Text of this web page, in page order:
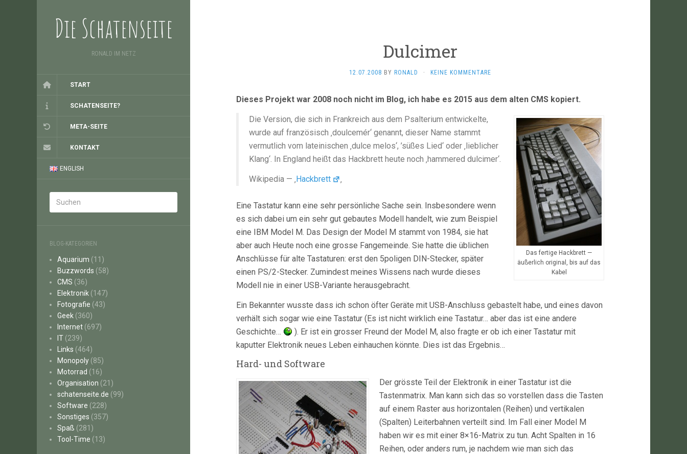
Die Schatenseite
RONALD IM NETZ
START
SCHATENSEITE?
META-SEITE
KONTAKT
ENGLISH
BLOG-KATEGORIEN
Aquarium (11)
Buzzwords (58)
CMS (36)
Elektronik (147)
Fotografie (43)
Geek (360)
Internet (697)
IT (239)
Links (464)
Monopoly (85)
Motorrad (16)
Organisation (21)
schatenseite.de (99)
Software (228)
Sonstiges (357)
Spaß (281)
Tool-Time (13)
Dulcimer
12.07.2008 BY RONALD · KEINE KOMMENTARE
Dieses Projekt war 2008 noch nicht im Blog, ich habe es 2015 aus dem alten CMS kopiert.
Das fertige Hackbrett —
äußerlich original, bis auf das
Kabel
Die Version, die sich in Frankreich aus dem Psalterium entwickelte,
wurde auf französisch ‚doulcemér‘ genannt, dieser Name stammt
vermutlich vom lateinischen ‚dulce melos‘, ’süßes Lied‘ oder ‚lieblicher
Klang‘. In England heißt das Hackbrett heute noch ‚hammered dulcimer‘.
Wikipedia — ‚Hackbrett ‚
Eine Tastatur kann eine sehr persönliche Sache sein. Insbesondere wenn
es sich dabei um ein sehr gut gebautes Modell handelt, wie zum Beispiel
eine IBM Model M. Das Design der Model M stammt von 1984, sie hat
aber auch Heute noch eine grosse Fangemeinde. Sie hatte die üblichen
Anschlüsse für alte Tastaturen: erst den 5poligen DIN-Stecker, später
einen PS/2-Stecker. Zumindest meines Wissens nach wurde dieses
Modell nie in einer USB-Variante herausgebracht.
Ein Bekannter wusste dass ich schon öfter Geräte mit USB-Anschluss gebastelt habe, und eines davon
verhält sich sogar wie eine Tastatur (Es ist nicht wirklich eine Tastatur… aber das ist eine andere
Geschichte…
). Er ist ein grosser Freund der Model M, also fragte er ob ich einer Tastatur mit
kaputter Elektronik neues Leben einhauchen könnte. Dies ist das Ergebnis…
Hard- und Software
Der grösste Teil der Elektronik in einer Tastatur ist die
Tastenmatrix. Man kann sich das so vorstellen dass die Tasten
auf einem Raster aus horizontalen (Reihen) und vertikalen
(Spalten) Leiterbahnen verteilt sind. Im Fall einer Model M
haben wir es mit einer 8×16-Matrix zu tun. Acht Spalten in 16
Reihen, oder anders rum, je nachdem wie man sich das